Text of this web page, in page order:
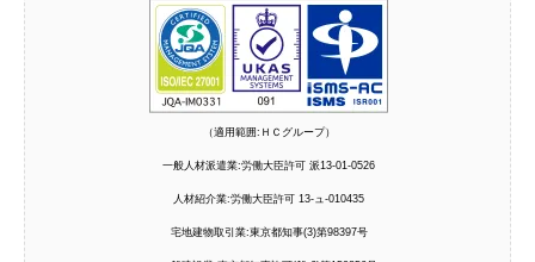
（適用範囲:ＨＣグループ）
一般人材派遣業:労働大臣許可 派13-01-0526
人材紹介業:労働大臣許可 13-ュ-010435
宅地建物取引業:東京都知事(3)第98397号